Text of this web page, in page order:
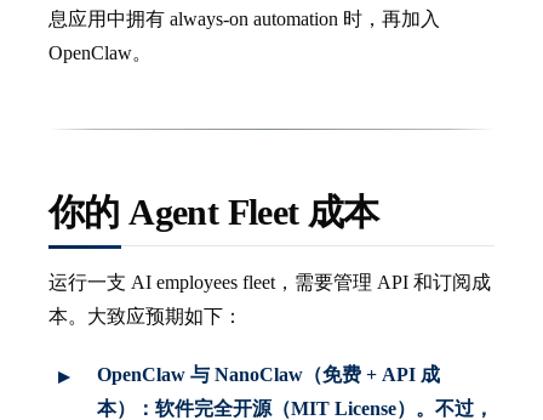
息应用中拥有 always-on automation 时，再加入
OpenClaw。
你的 Agent Fleet 成本
运行一支 AI employees fleet，需要管理 API 和订阅成
本。大致应预期如下：
OpenClaw 与 NanoClaw（免费 + API 成
本）： 软件完全开源（MIT License）。不过，